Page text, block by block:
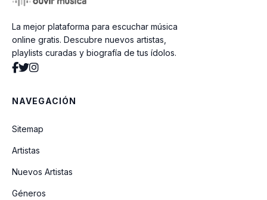
La mejor plataforma para escuchar música
online gratis. Descubre nuevos artistas,
playlists curadas y biografía de tus ídolos.
NAVEGACIÓN
Sitemap
Artistas
Nuevos Artistas
Géneros